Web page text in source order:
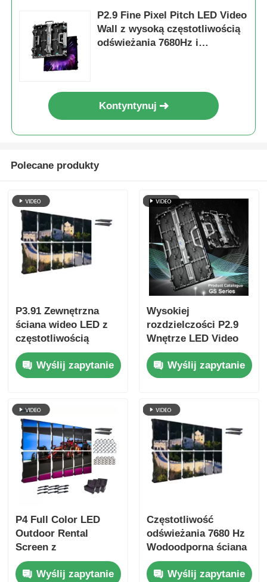
P2.9 Fine Pixel Pitch LED Video
Wall z wysoką częstotliwością
odświeżania 7680Hz i
Kontyntynuj
Polecane produkty
P3.91 Zewnętrzna
ściana wideo LED z
częstotliwością
odświeżania 7680Hz,
pełnym kolorem
wyświetlacza i
koncertów i imprez
scenicznych
Wyślij zapytanie
Wysokiej
rozdzielczości P2.9
Wnętrze LED Video
Wall z 2,9 mm Pixel
Pitch 3840 Hz Refresh
Rate i 4500cd / sqm
Wyślij zapytanie
P4 Full Color LED
Outdoor Rental
Screen z
częstotliwością
odświeżania 7680Hz i
Wyślij zapytanie
Częstotliwość
odświeżania 7680 Hz
Wodoodporna ściana
wideo LED IP65 z
obudową z
Wyślij zapytanie